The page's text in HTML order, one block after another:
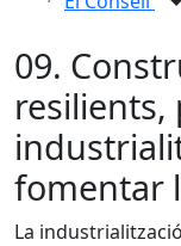
09.
resilients,
fomentar
La